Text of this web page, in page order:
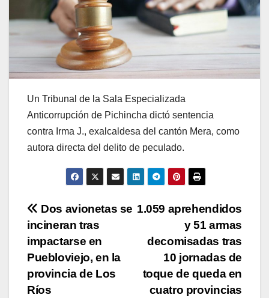
Un Tribunal de la Sala Especializada
Anticorrupción de Pichincha dictó sentencia
contra Irma J., exalcaldesa del cantón Mera, como
autora directa del delito de peculado.
Navegación
de
entradas
1.059 aprehendidos
y 51 armas
decomisadas tras
10 jornadas de
toque de queda en
cuatro provincias
Dos avionetas se
incineran tras
impactarse en
Puebloviejo, en la
provincia de Los
Ríos